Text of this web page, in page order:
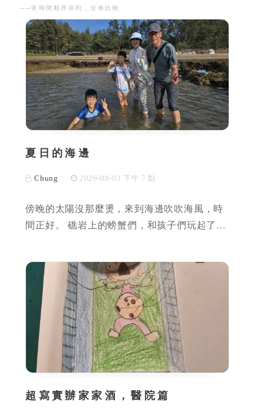
──依時間順序排列，沒有比較
夏日的海邊
Chung 2026-08-03 下午 7 點
傍晚的太陽沒那麼燙，來到海邊吹吹海風，時
間正好。 礁岩上的螃蟹們，和孩子們玩起了…
超寫實辦家家酒，醫院篇